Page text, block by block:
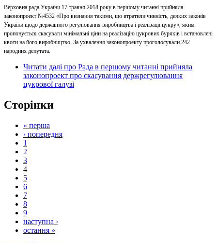
Верховна рада України 17 травня 2018 року в першому читанні прийняла
законопроект №4532 «Про визнання такими, що втратили чинність, деяких законів
України щодо державного регулювання виробництва і реалізації цукру», яким
пропонується скасувати мінімальні ціни на реалізацію цукрових буряків і встановлені
квоти на його виробництво. За ухвалення законопроекту проголосували 242
народних депутата.
Читати далі про Рада в першому читанні прийняла
законопроект про скасування держрегулювання
цукрової галузі
Сторінки
« перша
‹ попередня
1
2
3
4
5
6
7
8
9
наступна ›
остання »